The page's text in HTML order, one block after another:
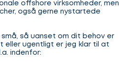
offshore virksomheder, men
også gerne nystartede
små, så uanset om dit behov er
eller ugentligt er jeg klar til at
indenfor: